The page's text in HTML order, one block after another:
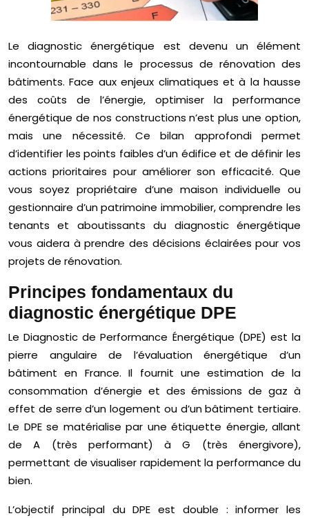
Le diagnostic énergétique est devenu un élément
incontournable dans le processus de rénovation des
bâtiments. Face aux enjeux climatiques et à la hausse
des coûts de l’énergie, optimiser la performance
énergétique de nos constructions n’est plus une option,
mais une nécessité. Ce bilan approfondi permet
d’identifier les points faibles d’un édifice et de définir les
actions prioritaires pour améliorer son efficacité. Que
vous soyez propriétaire d’une maison individuelle ou
gestionnaire d’un patrimoine immobilier, comprendre les
tenants et aboutissants du diagnostic énergétique
vous aidera à prendre des décisions éclairées pour vos
projets de rénovation.
Principes fondamentaux du
diagnostic énergétique DPE
Le Diagnostic de Performance Énergétique (DPE) est la
pierre angulaire de l’évaluation énergétique d’un
bâtiment en France. Il fournit une estimation de la
consommation d’énergie et des émissions de gaz à
effet de serre d’un logement ou d’un bâtiment tertiaire.
Le DPE se matérialise par une étiquette énergie, allant
de A (très performant) à G (très énergivore),
permettant de visualiser rapidement la performance du
bien.
L’objectif principal du DPE est double : informer les